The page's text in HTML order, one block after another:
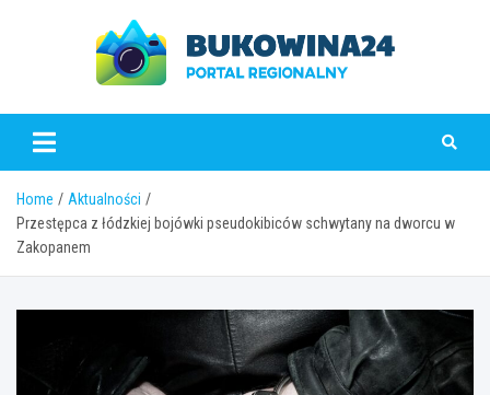
www.bukowina24.pl
Home
Aktualności
Przestępca z łódzkiej bojówki pseudokibiców schwytany na dworcu w
Zakopanem